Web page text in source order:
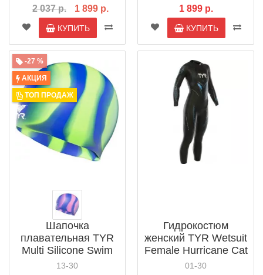
2 037 р. 1 899 р.
КУПИТЬ
1 899 р.
КУПИТЬ
-27 %
АКЦИЯ
ТОП ПРОДАЖ
Шапочка
плавательная TYR
Multi Silicone Swim
Cap (LCSM)
13-30
Гидрокостюм
женский TYR Wetsuit
Female Hurricane Cat
5 (HURCVF6A)
01-30